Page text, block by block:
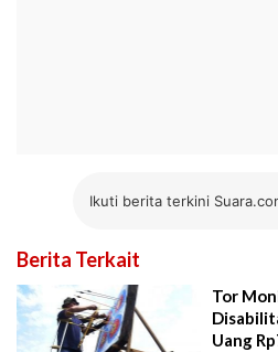
Ikuti berita terkini
Berita Terkait
Tor
Uang